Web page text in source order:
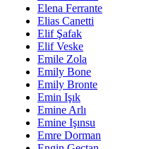
Elena Ferrante
Elias Canetti
Elif Şafak
Elif Veske
Emile Zola
Emily Bone
Emily Bronte
Emin Işık
Emine Arlı
Emine Işınsu
Emre Dorman